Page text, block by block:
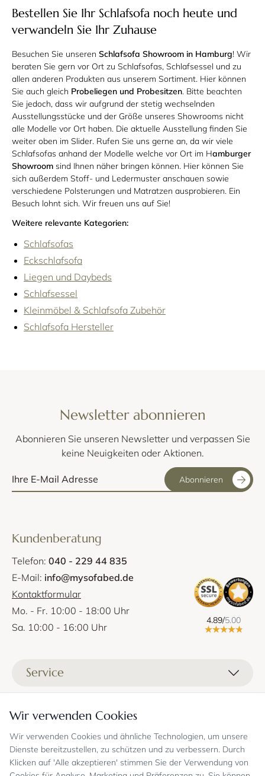
Wir verwenden Cookies
Wir verwenden Cookies und ähnliche Technologien, um unsere
Dienste bereitzustellen, zu schützen und zu verbessern. Durch
Klicken auf 'Alle akzeptieren' stimmen Sie der Verwendung von
Bestellen Sie Ihr Schlafsofa noch heute und
verwandeln Sie Ihr Zuhause
Besuchen Sie unseren Schlafsofa Showroom in Hamburg! Wir
beraten Sie gern vor Ort zu Schlafsofas, Schlafsessel und zu
allen anderen Produkten aus unserem Sortiment. Hier können
Sie auch gleich Probeliegen und Probesitzen. Bitte beachten
Sie jedoch, dass wir aufgrund der stetig wechselnden
Ausstellungsstücke und der Größe unseres Showrooms nicht
alle Modelle vor Ort haben. Die aktuelle Ausstellung finden Sie
weiter oben im Slider. Rufen Sie uns gerne an, da wir viele
Schlafsofas anhand der Modelle welche vor Ort im Hamburger
Showroom sind Ihnen näher bringen können. Hier können Sie
sich außerdem Stoff- und Ledermuster anschauen sowie
verschiedene Polsterungen und Matratzen ausprobieren. Ein
Besuch lohnt sich. Wir freuen uns auf Sie!
Weitere relevante Kategorien:
Schlafsofas
Eckschlafsofa
Liegen und Daybeds
Schlafsessel
Kleinmöbel & Schlafsofa Zubehör
Schlafsofa Hersteller
Newsletter abonnieren
Abonnieren Sie unseren Newsletter und verpassen Sie
keine Neuigkeiten oder Aktionen.
Abonnieren
Kundenberatung
Telefon: 040 - 229 44 835
E-Mail: info@mysofabed.de
Kontaktformular
Mo. - Fr. 10:00 - 18:00 Uhr
Sa. 10:00 - 16:00 Uhr
4.89/5.00
Service
Zahlungsmöglichkeiten
Stoffprobenanfrage
Gutschein
Sicheres Einkaufen und Retoureninfo
Informationen
Kontakt
Showrooms
Datenschutz
Sicheres Einkaufen